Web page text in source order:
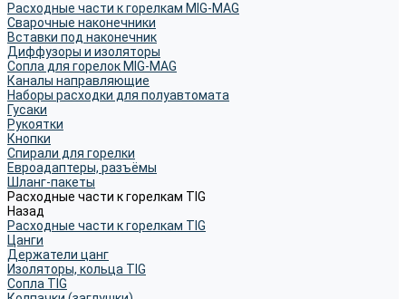
Расходные части к горелкам MIG-MAG
Сварочные наконечники
Вставки под наконечник
Диффузоры и изоляторы
Сопла для горелок MIG-MAG
Каналы направляющие
Наборы расходки для полуавтомата
Гусаки
Рукоятки
Кнопки
Спирали для горелки
Евроадаптеры, разъёмы
Шланг-пакеты
Расходные части к горелкам TIG
Назад
Расходные части к горелкам TIG
Цанги
Держатели цанг
Изоляторы, кольца TIG
Сопла TIG